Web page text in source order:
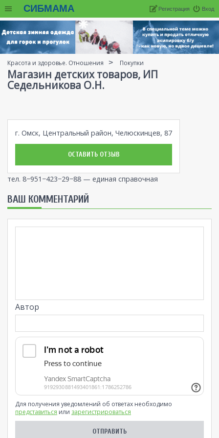
СИБМАМА Вход
Регистрация
Красота и здоровье. Отношения Покупки
Магазин детских товаров, ИП
Седельникова О.Н.
г. Омск, Центральный район, Челюскинцев, 87
ОСТАВИТЬ ОТЗЫВ
тел. 8−951−423−29−88 — единая справочная
ВАШ КОММЕНТАРИЙ
Автор
Для получения уведомлений об ответах необходимо
представиться или зарегистрироваться